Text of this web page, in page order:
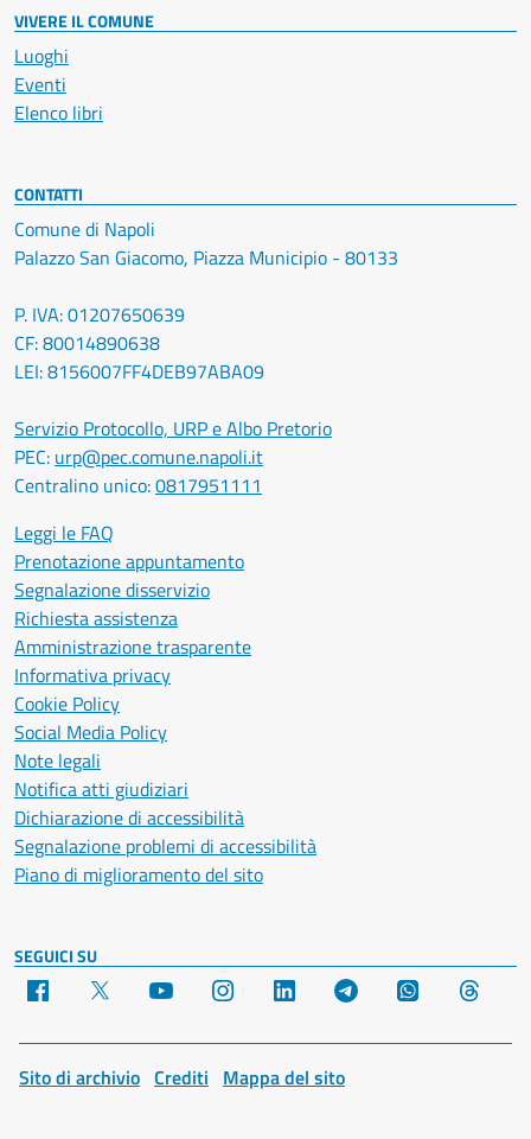
VIVERE IL COMUNE
Luoghi
Eventi
Elenco libri
CONTATTI
Comune di Napoli
Palazzo San Giacomo, Piazza Municipio - 80133
P. IVA: 01207650639
CF: 80014890638
LEI: 8156007FF4DEB97ABA09
Servizio Protocollo, URP e Albo Pretorio
PEC: urp@pec.comune.napoli.it
Centralino unico:0817951111
Leggi le FAQ
Prenotazione appuntamento
Segnalazione disservizio
Richiesta assistenza
Amministrazione trasparente
Informativa privacy
Cookie Policy
Social Media Policy
Note legali
Notifica atti giudiziari
Dichiarazione di accessibilità
Segnalazione problemi di accessibilità
Piano di miglioramento del sito
SEGUICI SU
Facebook YouTube Instagram LinkedIn Telegram WhatsApp
Sito di archivio Crediti Mappa del sito